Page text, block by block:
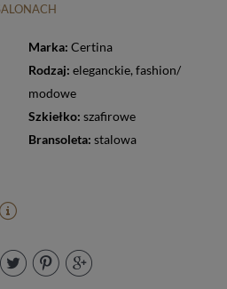
Marka: Certina
Rodzaj: eleganckie,
modowe
Szkiełko: szafirowe
Bransoleta: stalowa